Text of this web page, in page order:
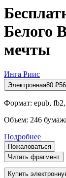
Белого
мечты
Инга Риис
Электронная80 ₽56
Формат: epub,
Объем: 246
Подробнее
Пожаловаться
Читать фрагмент
Купить